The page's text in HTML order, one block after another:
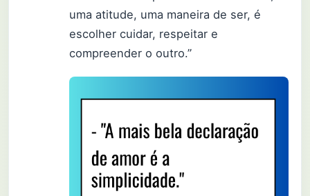
uma atitude, uma maneira de ser, é
escolher cuidar, respeitar e
compreender o outro.”